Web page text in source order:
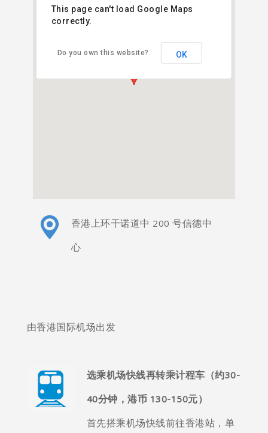
Sky Shuttle H.K. Heliport
This page can't load Google Maps
correctly.
Do you own this website? OK
香港上环干诺道中 200 号信德中
心
由香港国际机场出发
选乘机场快线再转乘计程车（约30-
40分钟，港币 130-150元）
首先搭乘机场快线前往香港站，单